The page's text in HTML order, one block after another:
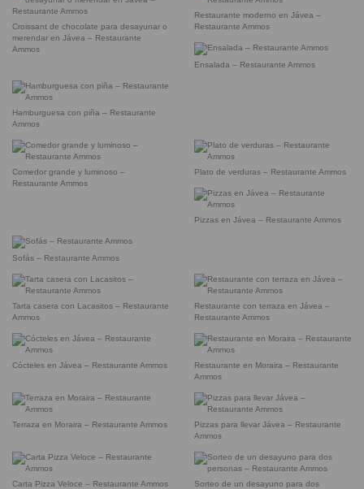
Croissant de chocolate para desayunar o
merendar en Jávea – Restaurante
Ammos
Restaurante moderno en Jávea –
Restaurante Ammos
Ensalada – Restaurante Ammos
Hamburguesa con piña – Restaurante
Ammos
Comedor grande y luminoso –
Restaurante Ammos
Plato de verduras – Restaurante Ammos
Pizzas en Jávea – Restaurante Ammos
Sofás – Restaurante Ammos
Tarta casera con Lacasitos – Restaurante
Ammos
Restaurante con terraza en Jávea –
Restaurante Ammos
Cócteles en Jávea – Restaurante Ammos
Restaurante en Moraira – Restaurante
Ammos
Terraza en Moraira – Restaurante Ammos
Pizzas para llevar Jávea – Restaurante
Ammos
Carta Pizza Veloce – Restaurante Ammos
Sorteo de un desayuno para dos